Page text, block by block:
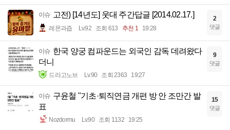
이슈 고전) [14년도] 웃대 주간답글 [2014.02.17.]
레몬과즙 Lv.92 조회 613 추천 1 19:28
2
댓글
이슈 한국 양궁 컴파운드는 외국인 감독 데려왔다
더니
드라고노브 Lv.90 조회 2363 19:27
9
댓글
이슈 구윤철 "기초·퇴직연금 개편 방 안 조만간 발
표
Nozdormu Lv.90 조회 1132 19:25
15
댓글